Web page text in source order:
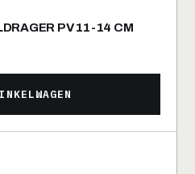
PV 11-14 CM